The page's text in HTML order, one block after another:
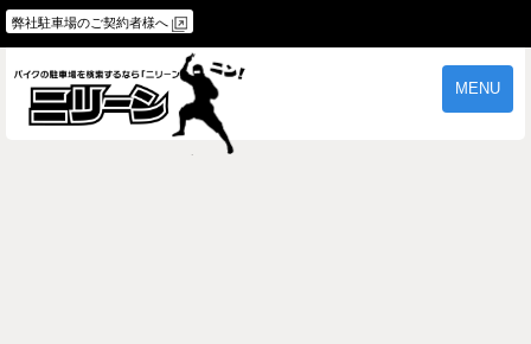
弊社駐車場のご契約者様へ
MENU